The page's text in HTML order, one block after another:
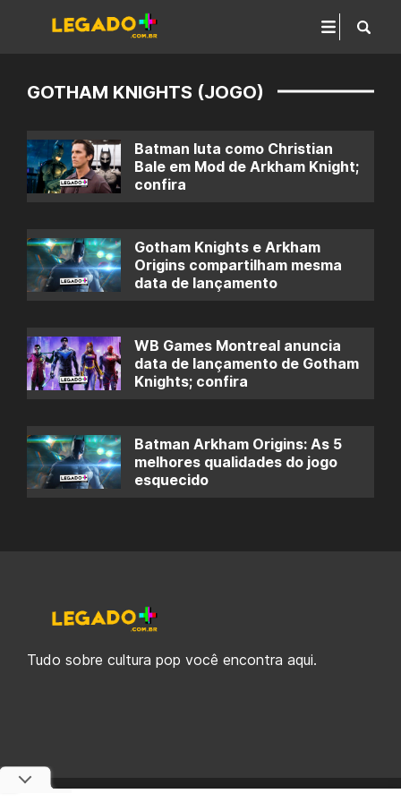
GOTHAM KNIGHTS (JOGO)
Batman luta como Christian
Bale em Mod de Arkham Knight;
confira
Gotham Knights e Arkham
Origins compartilham mesma
data de lançamento
WB Games Montreal anuncia
data de lançamento de Gotham
Knights; confira
Batman Arkham Origins: As 5
melhores qualidades do jogo
esquecido
Tudo sobre cultura pop você encontra aqui.